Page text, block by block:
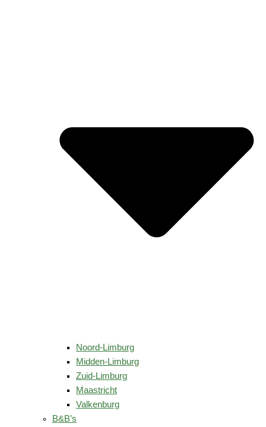
Noord-Limburg
Midden-Limburg
Zuid-Limburg
Maastricht
Valkenburg
B&B’s